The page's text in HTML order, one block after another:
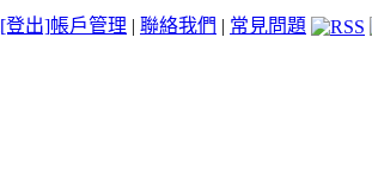
[登出]帳戶管理 | 聯絡我們 | 常見問題